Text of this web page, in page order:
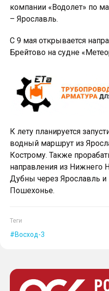
компании «Водолет» по
– Ярославль.
С 9 мая открывается
Брейтово на судне
К лету планируется
водный маршрут из
Кострому. Также
направления из Нижнего
Дубны через Ярославль и
Пошехонье.
Теги
Восход-3